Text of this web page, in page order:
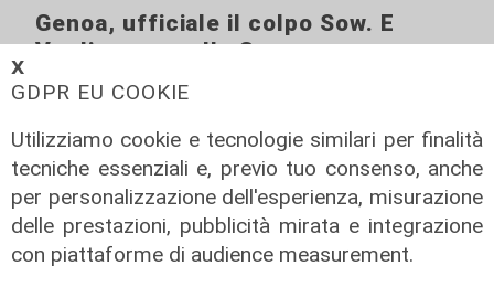
𝗫
GDPR EU COOKIE
Utilizziamo cookie e tecnologie similari per finalità
tecniche essenziali e, previo tuo consenso, anche
per personalizzazione dell'esperienza, misurazione
delle prestazioni, pubblicità mirata e integrazione
con piattaforme di audience measurement.
Genoa, ufficiale il colpo Sow. E
Vogliacco va alla Cremonese
06/08/2026
di Filippo Serio